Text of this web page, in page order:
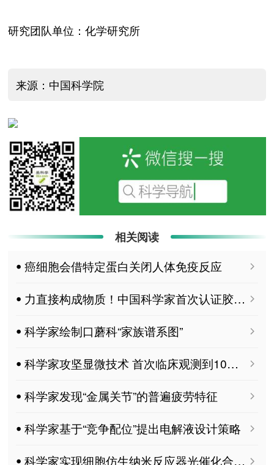
研究团队单位：化学研究所
来源：中国科学院
相关阅读
ꔷ 癌细胞会借特定蛋白关闭人体免疫反应
ꔷ 力直接构成物质！中国科学家首次认证胶球存在
ꔷ 科学家绘制口蘑科“家族谱系图”
ꔷ 科学家攻坚显微技术 首次临床观测到10微米血管
ꔷ 科学家发现“金属关节”的普遍疲劳特征
ꔷ 科学家基于“竞争配位”提出电解液设计策略
ꔷ 科学家实现细胞仿生纳米反应器光催化合成过氧化氢